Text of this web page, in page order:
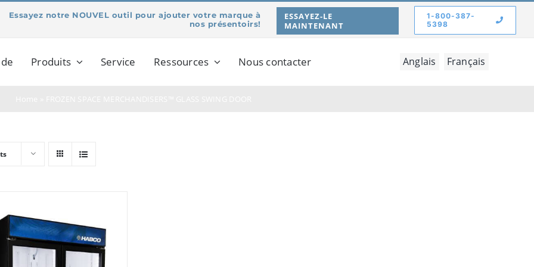
Essayez notre NOUVEL outil pour ajouter votre marque à
nos présentoirs!
ESSAYEZ-LE
MAINTENANT
1-800-387-
5398
Produits Service Ressources Nous contacter Anglais Français